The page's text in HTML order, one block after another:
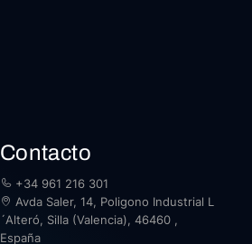
Contacto
+34 961 216 301
Avda Saler, 14, Poligono Industrial L
´Alteró, Silla (Valencia), 46460 ,
España